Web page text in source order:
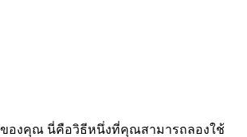
ของคุณ นี่คือวิธีหนึ่งที่คุณสามารถลองใช้